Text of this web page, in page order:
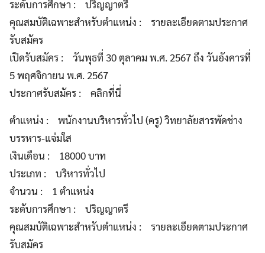
ระดับการศึกษา : ปริญญาตรี
คุณสมบัติเฉพาะสำหรับตำแหน่ง : รายละเอียดตามประกาศ
รับสมัคร
เปิดรับสมัคร : วันพุธที่ 30 ตุลาคม พ.ศ. 2567 ถึง วันอังคารที่
5 พฤศจิกายน พ.ศ. 2567
ประกาศรับสมัคร : คลิกที่นี่
ตำแหน่ง : พนักงานบริหารทั่วไป (ครู) วิทยาลัยสารพัดช่าง
บรรหาร-แจ่มใส
เงินเดือน : 18000 บาท
ประเภท : บริหารทั่วไป
จำนวน : 1 ตำแหน่ง
ระดับการศึกษา : ปริญญาตรี
คุณสมบัติเฉพาะสำหรับตำแหน่ง : รายละเอียดตามประกาศ
รับสมัคร